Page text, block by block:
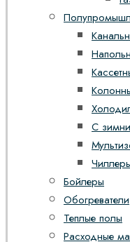
С
Бойлеры
Обогреватели
Теплые полы
Расходные